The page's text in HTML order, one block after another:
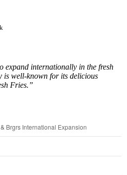
expand internationally in the fresh
is well-known for its delicious
Fries.”